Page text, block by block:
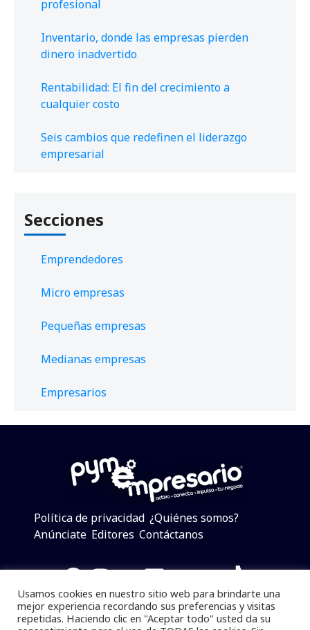
profesional
Inventario, donde las empresas pierden
dinero inadvertido
Rentabilidad: El fin del crecimiento a
cualquier costo
Seis cambios que redefinen el liderazgo
empresarial
Secciones
Emprendedores
Micro empresas
Pequeñas empresas
Medianas empresas
Empresarios
Política de privacidad ¿Quiénes somos?
Anúnciate Editores Contáctanos
Facebook
Instagram
Twitter
LinkedIn
Telegram
YouTube
TikTok
Usamos cookies en nuestro sitio web para brindarte una
mejor experiencia recordando sus preferencias y visitas
repetidas. Haciendo clic en "Aceptar todo" usted da su